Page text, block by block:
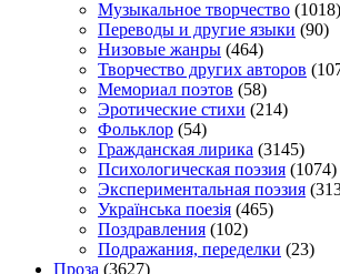
Музыкальное творчество (1018)
Переводы и другие языки (90)
Низовые жанры (464)
Творчество других авторов
Мемориал поэтов (58)
Эротические стихи (214)
Фольклор (54)
Гражданская лирика (3145)
Психологическая поэзия (1074)
Экспериментальная поэзия
Українська поезія (465)
Поздравления (102)
Подражания, переделки (23)
Проза (3627)